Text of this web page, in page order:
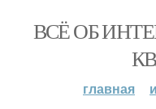
ВСЁ ОБ
главная